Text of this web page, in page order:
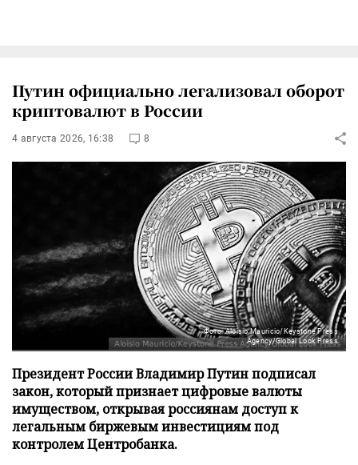
Путин официально легализовал оборот
криптовалют в России
4 августа 2026, 16:38 8
Фото: Aloisio Mauricio/Keystone Press
Agency/Global Look Press
Президент России Владимир Путин подписал
закон, который признает цифровые валюты
имуществом, открывая россиянам доступ к
легальным биржевым инвестициям под
контролем Центробанка.